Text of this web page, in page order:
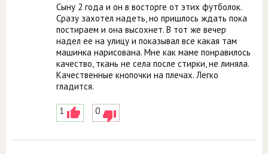
Сыну 2 года и он в восторге от этих футболок.
Сразу захотел надеть, но пришлось ждать пока
постираем и она высохнет. В тот же вечер
надел ее на улицу и показывал все какая там
машинка нарисована. Мне как маме понравилось
качество, ткань не села после стирки, не линяла.
Качественные кнопочки на плечах. Легко
гладится.
1 0